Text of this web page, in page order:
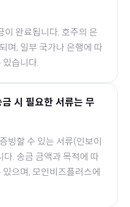
이 완료됩니다. 호주의 은
며, 일부 국가나 은행에 따
있습니다.
시 필요한 서류는 무
빙할 수 있는 서류(인보이
다. 송금 금액과 목적에 따
으며, 모인비즈플러스에